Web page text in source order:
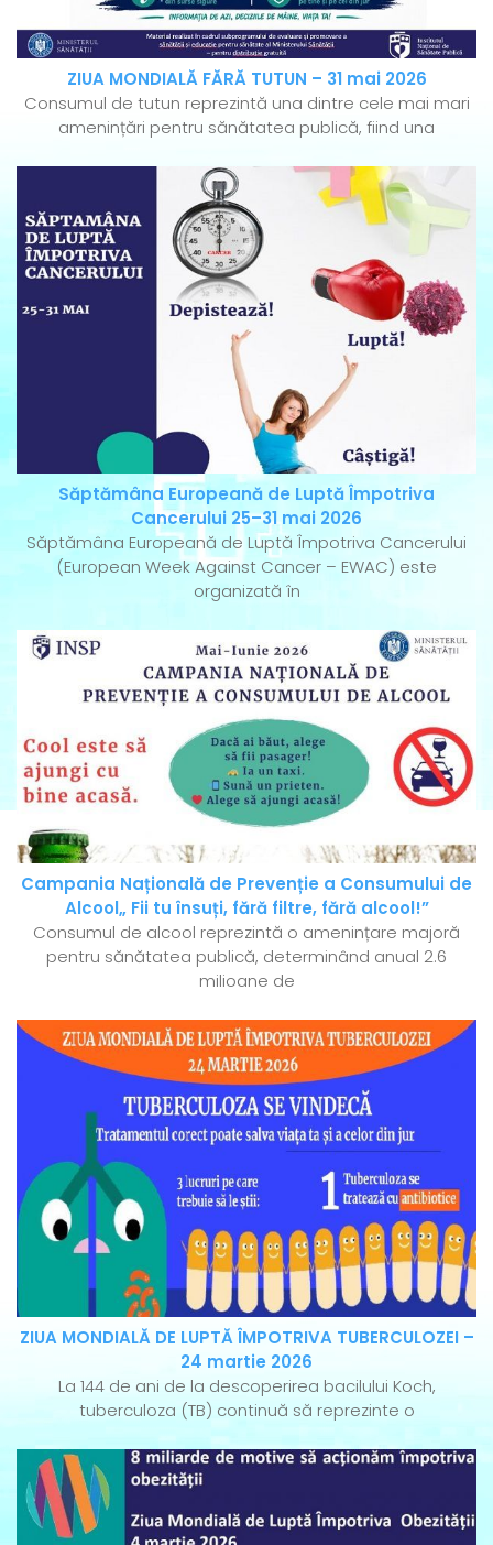
ZIUA MONDIALĂ FĂRĂ TUTUN – 31 mai 2026
Consumul de tutun reprezintă una dintre cele mai mari
amenințări pentru sănătatea publică, fiind una
Săptămâna Europeană de Luptă Împotriva
Cancerului 25–31 mai 2026
Săptămâna Europeană de Luptă Împotriva Cancerului
(European Week Against Cancer – EWAC) este
organizată în
Campania Națională de Prevenție a Consumului de
Alcool„ Fii tu însuți, fără filtre, fără alcool!”
Consumul de alcool reprezintă o amenințare majoră
pentru sănătatea publică, determinând anual 2.6
milioane de
ZIUA MONDIALĂ DE LUPTĂ ÎMPOTRIVA TUBERCULOZEI –
24 martie 2026
La 144 de ani de la descoperirea bacilului Koch,
tuberculoza (TB) continuă să reprezinte o